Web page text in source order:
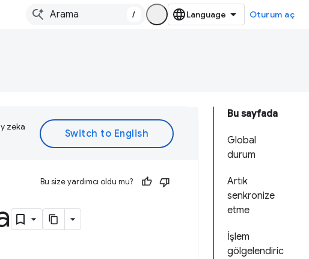
/ Oturum aç
Bu sayfada
Global
durum
Artık
senkronize
etme
İşlem
gölgelendiric
zeka
Bu size yardımcı oldu mu?